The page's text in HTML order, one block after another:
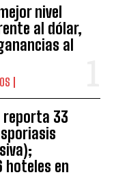
nivel
al dólar,
al
reporta 33
hoteles en